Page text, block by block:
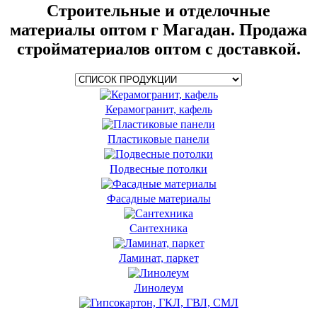
Строительные и отделочные
материалы оптом г Магадан. Продажа
стройматериалов оптом с доставкой.
Керамогранит, кафель
Пластиковые панели
Подвесные потолки
Фасадные материалы
Сантехника
Ламинат, паркет
Линолеум